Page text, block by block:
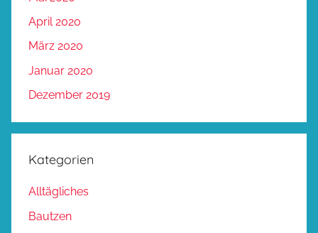
April 2020
März 2020
Januar 2020
Dezember 2019
Kategorien
Alltägliches
Bautzen